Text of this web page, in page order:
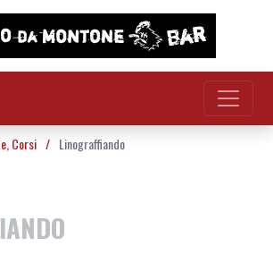
Corsi / Linograffiando